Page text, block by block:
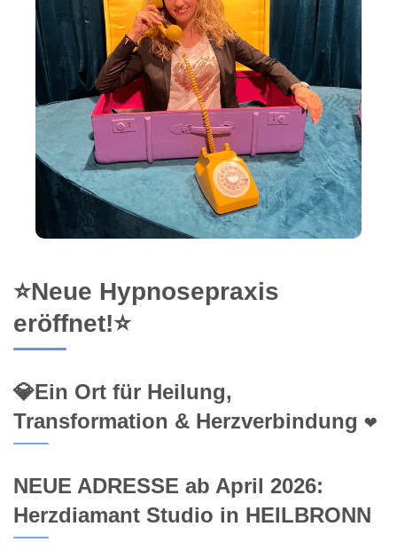
⭐Neue Hypnosepraxis
eröffnet!⭐
💎Ein Ort für Heilung,
Transformation & Herzverbindung ❤️
NEUE ADRESSE ab April 2026:
Herzdiamant Studio in HEILBRONN